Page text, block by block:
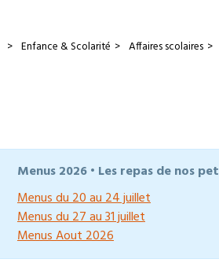
Enfance & Scolarité Affaires scolaires
Menus2026 • Les repas de nos
Menus du 20 au 24 juillet
Menus du 27 au 31 juillet
Menus Aout 2026